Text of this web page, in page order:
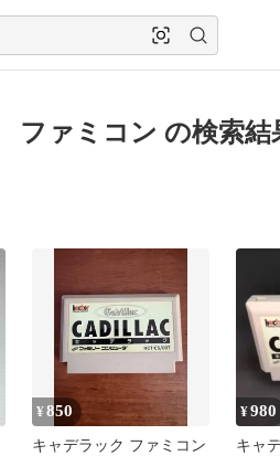
ァミコン の検索結
¥850
キャデラック ファミコン
¥980
キャ